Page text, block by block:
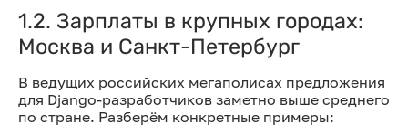
1.2. Зарплаты в крупных городах:
Москва и Санкт-Петербург
В ведущих российских мегаполисах предложения
для Django-разработчиков заметно выше среднего
по стране. Разберём конкретные примеры: